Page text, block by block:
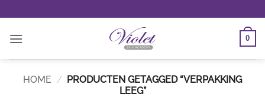
naar
inhoud
0
HOME / PRODUCTEN GETAGGED “VERPAKKING
LEEG”